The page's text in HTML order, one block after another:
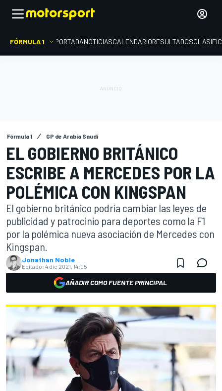
FÓRMULA 1 PORTADANOTICIASCALENDARIORESULTADOS
Fórmula 1 GP de Arabia Saudí
EL GOBIERNO BRITÁNICO
ESCRIBE A MERCEDES POR LA
POLÉMICA CON KINGSPAN
El gobierno británico podría cambiar las leyes de
publicidad y patrocinio para deportes como la F1
por la polémica nueva asociación de Mercedes con
Kingspan.
Jonathan Noble
Editado: 4 dic 2021, 14:05
AÑADIR COMO FUENTE PRINCIPAL